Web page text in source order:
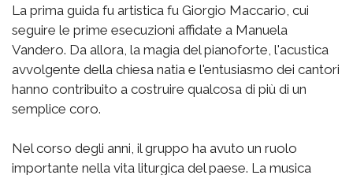
La prima guida fu artistica fu Giorgio Maccario, cui
seguire le prime esecuzioni affidate a Manuela
Vandero. Da allora, la magia del pianoforte, l'acustica
avvolgente della chiesa natia e l'entusiasmo dei cantori
hanno contribuito a costruire qualcosa di più di un
semplice coro.
Nel corso degli anni, il gruppo ha avuto un ruolo
importante nella vita liturgica del paese. La musica